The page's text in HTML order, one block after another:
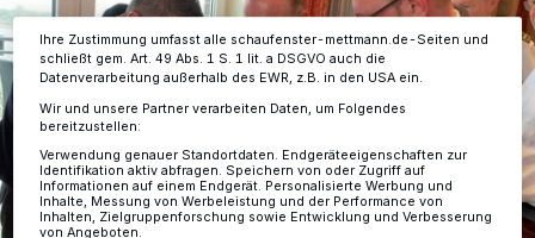
Informationen finden Sie in unserer Datenschutzerklärung.
Ihre Zustimmung umfasst alle schaufenster-mettmann.de-Seiten und
schließt gem. Art. 49 Abs. 1 S. 1 lit. a DSGVO auch die
Datenverarbeitung außerhalb des EWR, z.B. in den USA ein.
Wir und unsere Partner verarbeiten Daten, um Folgendes
bereitzustellen:
Verwendung genauer Standortdaten. Endgeräteeigenschaften zur
Identifikation aktiv abfragen. Speichern von oder Zugriff auf
Informationen auf einem Endgerät. Personalisierte Werbung und
Inhalte, Messung von Werbeleistung und der Performance von
Inhalten, Zielgruppenforschung sowie Entwicklung und Verbesserung
von Angeboten.